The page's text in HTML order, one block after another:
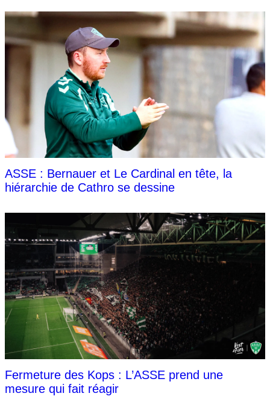
ASSE : Bernauer et Le Cardinal en tête, la
hiérarchie de Cathro se dessine
Fermeture des Kops : L’ASSE prend une
mesure qui fait réagir